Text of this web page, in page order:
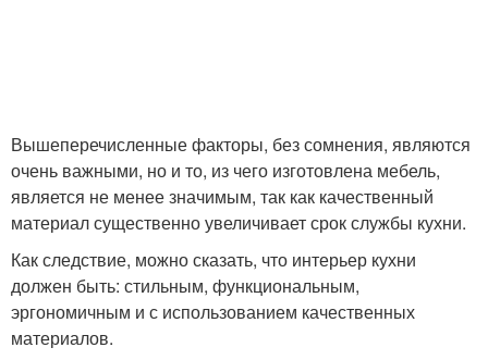
Вышеперечисленные факторы, без сомнения, являются
очень важными, но и то, из чего изготовлена мебель,
является не менее значимым, так как качественный
материал существенно увеличивает срок службы кухни.
Как следствие, можно сказать, что интерьер кухни
должен быть: стильным, функциональным,
эргономичным и с использованием качественных
материалов.